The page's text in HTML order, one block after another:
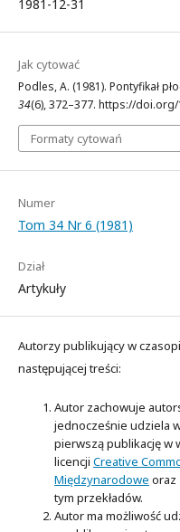
1981-12-31
Jak cytować
Podles, A. (1981). Pontyfikał
34(6), 372–377. https://
Formaty cytowań
Numer
Tom 34 Nr 6 (1981)
Dział
Artykuły
Autorzy publikujący w
następującej treści:
Autor zachowuje
jednocześnie udziela
pierwszą publikację w
licencji Creative
Międzynarodowe oraz
tym przekładów.
Autor ma możliwość